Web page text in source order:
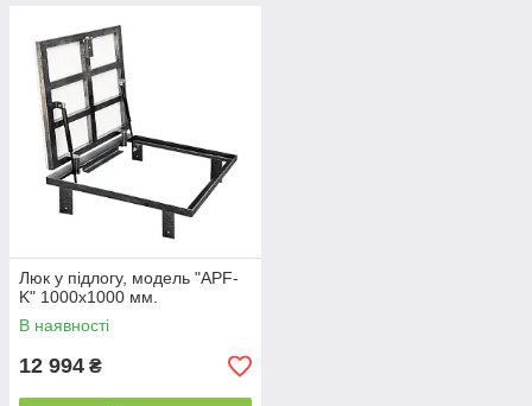
Люк у підлогу, модель "APF-
K" 1000х1000 мм.
В наявності
12 994 ₴